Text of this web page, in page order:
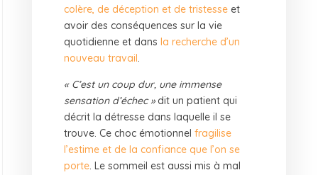
colère, de déception et de tristesseet
avoir des conséquences sur la vie
quotidienne et dans la recherche d’un
nouveau travail.
« C’est un coup dur, une immense
sensation d’échec » dit un patient qui
décrit la détresse dans laquelle il se
trouve. Ce choc émotionnel fragilise
l’estime et de la confiance que l’on se
porte. Le sommeil est aussi mis à mal